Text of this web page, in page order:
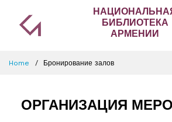
БИБЛИОТЕКА
АРМЕНИИ
Home Бронирование залов
ОРГАНИЗАЦИЯ